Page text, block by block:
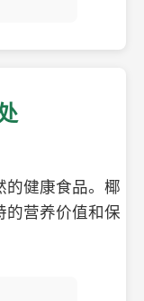
的健康食品。椰
的营养价值和保